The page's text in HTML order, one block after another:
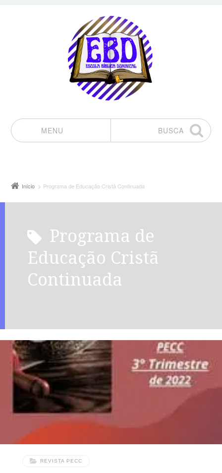
MENU
BUSCA
Início Programa de Educação Cristã Continuada
Programa de
Educação Cristã
Continuada
REVISTA PECC